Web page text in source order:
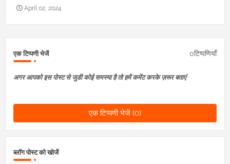
April 02, 2024
एक टिप्पणी भेजें 0टिप्पणियाँ
अगर आपको इस पोस्ट से जुडी कोई समस्या है तो हमें कमेंट करके ज़रूर बताएं
एक टिप्पणी भेजें (0)
ब्लॉग पोस्ट को खोजें